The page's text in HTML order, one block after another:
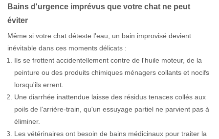
Bains d'urgence imprévus que votre chat ne peut
éviter
Même si votre chat déteste l'eau, un bain improvisé devient
inévitable dans ces moments délicats :
Ils se frottent accidentellement contre de l'huile moteur, de la
peinture ou des produits chimiques ménagers collants et nocifs
lorsqu'ils errent.
Une diarrhée inattendue laisse des résidus tenaces collés aux
poils de l'arrière-train, qu'un essuyage partiel ne parvient pas à
éliminer.
Les vétérinaires ont besoin de bains médicinaux pour traiter la